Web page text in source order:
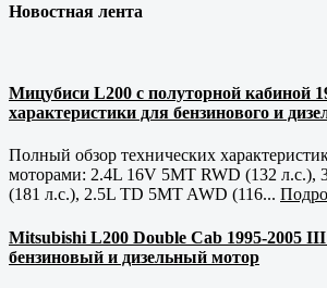
Новостная лента
Мицубиси L200 с полуторной кабиной
характеристики для бензинового и
Полный обзор технических
моторами: 2.4L 16V 5MT RWD (132 л.с.),
(181 л.с.), 2.5L TD 5MT AWD (116...
Mitsubishi L200 Double Cab 1995-2005
бензиновый и дизельный мотор